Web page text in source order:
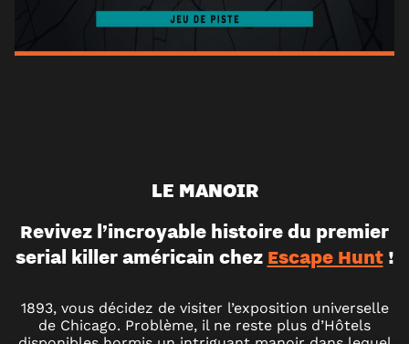
LE MANOIR
Revivez l’incroyable histoire du premier
serial killer américain chez Escape Hunt!
1893, vous décidez de visiter l’exposition universelle
de Chicago. Problème, il ne reste plus d’Hôtels